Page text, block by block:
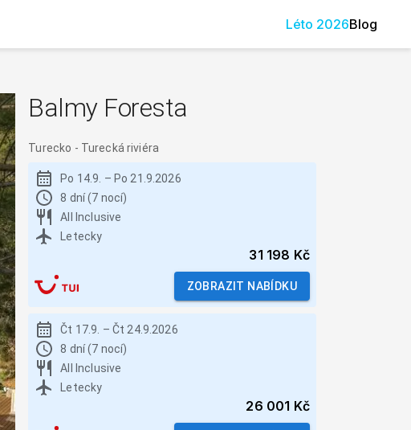
Léto 2026Blog
Balmy Foresta
Turecko - Turecká riviéra
Po 14.9. – Po 21.9.2026
8 dní (7 nocí)
All Inclusive
Letecky
31 198 Kč
ZOBRAZIT NABÍDKU
Čt 17.9. – Čt 24.9.2026
8 dní (7 nocí)
All Inclusive
Letecky
26 001 Kč